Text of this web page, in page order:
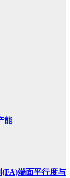
能
端面平行度与